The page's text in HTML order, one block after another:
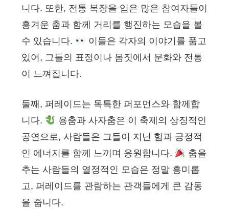
니다. 또한, 전통 복장을 입은 많은 참여자들이
흥겨운 춤과 함께 거리를 행진하는 모습을 볼
수 있습니다.
이들은 각자의 이야기를 품고
있어, 그들의 표정이나 몸짓에서 문화와 전통
이 느껴집니다.
둘째, 퍼레이드는 독특한 퍼포먼스와 함께합
니다.
용춤과 사자춤은 이 축제의 상징적인
공연으로, 사람들은 그들이 지닌 힘과 긍정적
인 에너지를 함께 느끼며 응원합니다.
춤을
추는 사람들의 열정적인 모습은 정말 흥미롭
고, 퍼레이드를 관람하는 관객들에게 큰 감동
을 줍니다.